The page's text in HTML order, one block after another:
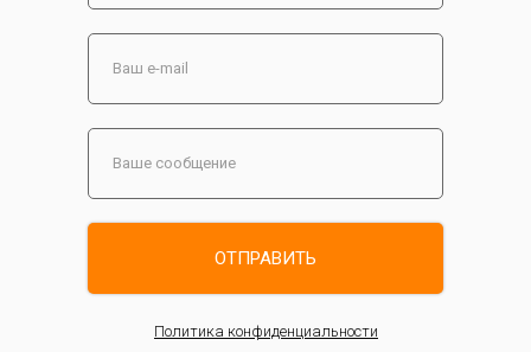
ОТПРАВИТЬ
Политика конфиденциальности